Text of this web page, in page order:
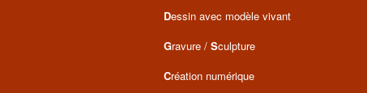
Dessin avec modèle vivant
Gravure / Sculpture
Création numérique